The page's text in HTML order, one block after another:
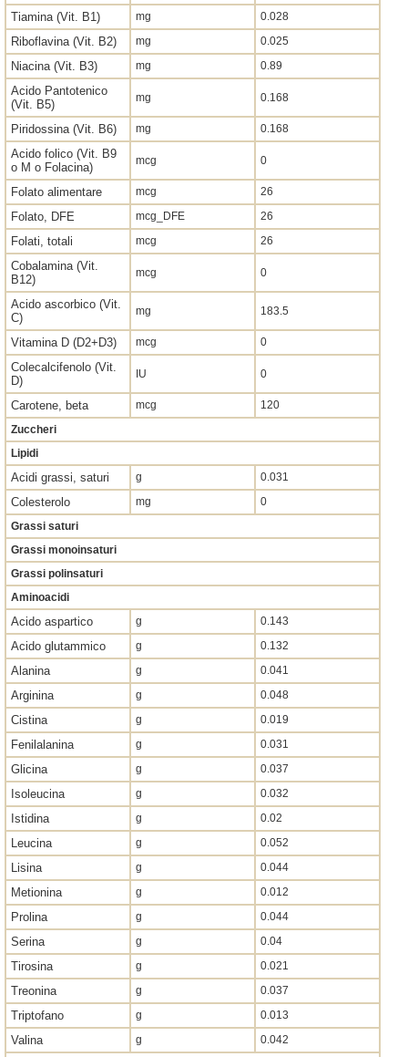
Tiamina (Vit. B1) mg 0.028
Riboflavina (Vit. B2) mg 0.025
Niacina (Vit. B3) mg 0.89
Acido Pantotenico
(Vit. B5)
mg 0.168
Piridossina (Vit. B6) mg 0.168
Acido folico (Vit. B9
o M o Folacina)
mcg 0
Folato alimentare mcg 26
Folato, DFE mcg_DFE 26
Folati, totali mcg 26
Cobalamina (Vit.
B12)
mcg 0
Acido ascorbico (Vit.
C)
mg 183.5
Vitamina D (D2+D3) mcg 0
Colecalcifenolo (Vit.
D)
IU 0
Carotene, beta mcg
120
Zuccheri
Lipidi
Acidi grassi, saturi g 0.031
Colesterolo mg
0
Grassi saturi
Grassi monoinsaturi
Grassi polinsaturi
Aminoacidi
Acido aspartico g 0.143
Acido glutammico g 0.132
Alanina g 0.041
Arginina g 0.048
Cistina g 0.019
Fenilalanina g 0.031
Glicina g 0.037
Isoleucina g 0.032
Istidina g 0.02
Leucina g 0.052
Lisina g 0.044
Metionina g 0.012
Prolina g 0.044
Serina g 0.04
Tirosina g 0.021
Treonina g 0.037
Triptofano g 0.013
Valina g 0.042